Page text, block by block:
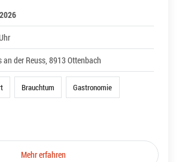
der Reuss, 8913 Ottenbach
Brauchtum Gastronomie
Mehr erfahren